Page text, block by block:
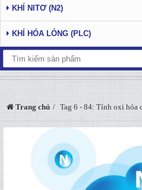
KHÍ NITƠ (N2)
KHÍ HÓA LỎNG (PLC)
Trang chủ Tag 6 - 84: Tính oxi hóa